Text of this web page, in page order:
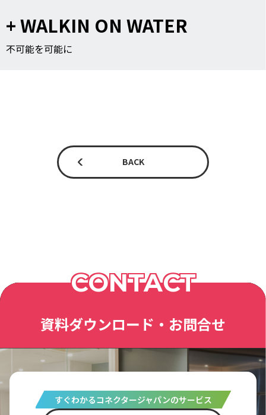
+ WALKIN ON WATER
不可能を可能に
BACK
CONTACT
資料ダウンロード・お問合せ
すぐわかるコネクタージャパンのサービス